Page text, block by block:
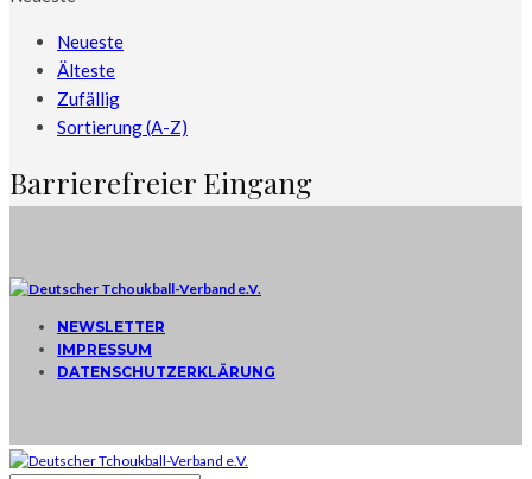
Neueste
Älteste
Zufällig
Sortierung (A-Z)
Barrierefreier Eingang
NEWSLETTER
IMPRESSUM
DATENSCHUTZERKLÄRUNG